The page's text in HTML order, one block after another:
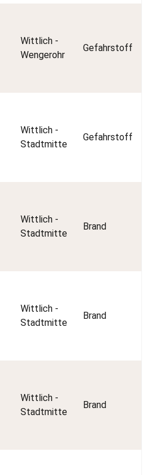
Wittlich -
Wengerohr
Gefahrstoff
Wittlich -
Stadtmitte
Gefahrstoff
Wittlich -
Stadtmitte
Brand
Wittlich -
Stadtmitte
Brand
Wittlich -
Stadtmitte
Brand